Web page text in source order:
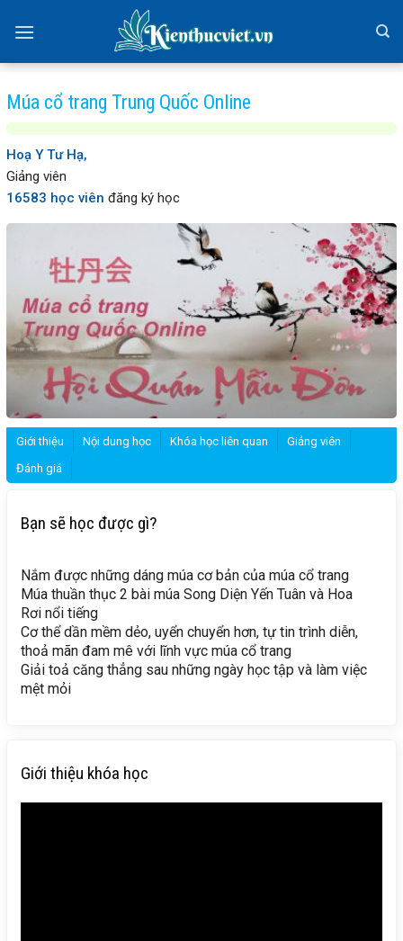
Múa cổ trang Trung Quốc Online
Hoạ Y Tư Hạ,
Giảng viên
16583 học viên đăng ký học
Giới thiệu Nội dung học Khóa học liên quan
Giảng viên
Đánh giá
Bạn sẽ học được gì?
Nắm được những dáng múa cơ bản của múa cổ trang
Múa thuần thục 2 bài múa Song Diện Yến Tuân và Hoa
Rơi nổi tiếng
Cơ thể dần mềm dẻo, uyển chuyển hơn, tự tin trình diễn,
thoả mãn đam mê với lĩnh vực múa cổ trang
Giải toả căng thẳng sau những ngày học tập và làm việc
mệt mỏi
Giới thiệu khóa học